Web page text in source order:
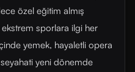
özel eğitim almış
sporlara ilgi her
yemek, hayaletli opera
yeni dönemde